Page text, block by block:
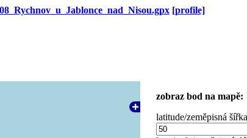
[profile]
zobraz bod na mapě:
latitude/zeměpisná šířka